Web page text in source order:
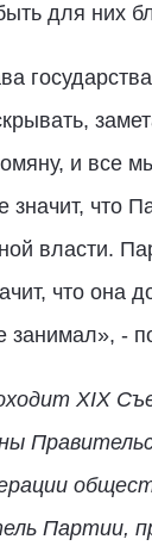
для них
и все
значит, что
власти.
что она
занимал», -
XIX
Партии,